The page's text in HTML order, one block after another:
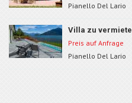
Pianello Del Lario
Villa zu
Preis auf Anfrage
Pianello Del Lario